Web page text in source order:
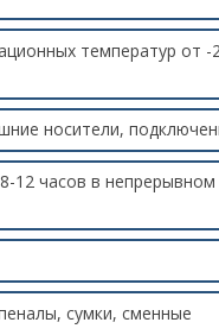
температур от -
носители,
12 часов в непрерывном
сумки, сменные